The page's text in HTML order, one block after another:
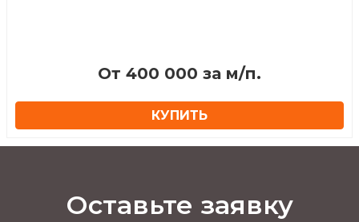
От 400 000 за м/п.
КУПИТЬ
Оставьте заявку